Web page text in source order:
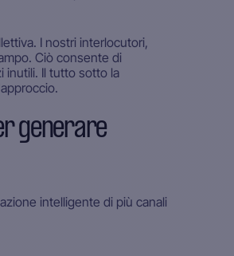
I nostri interlocutori,
Ciò consente di
inutili. Il tutto sotto la
generare
intelligente di più canali